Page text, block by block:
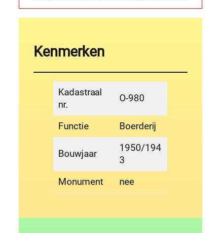
Kenmerken
Kadastraal
nr.
O-980
Functie Boerderij
Bouwjaar
1950/194
3
Monument
nee